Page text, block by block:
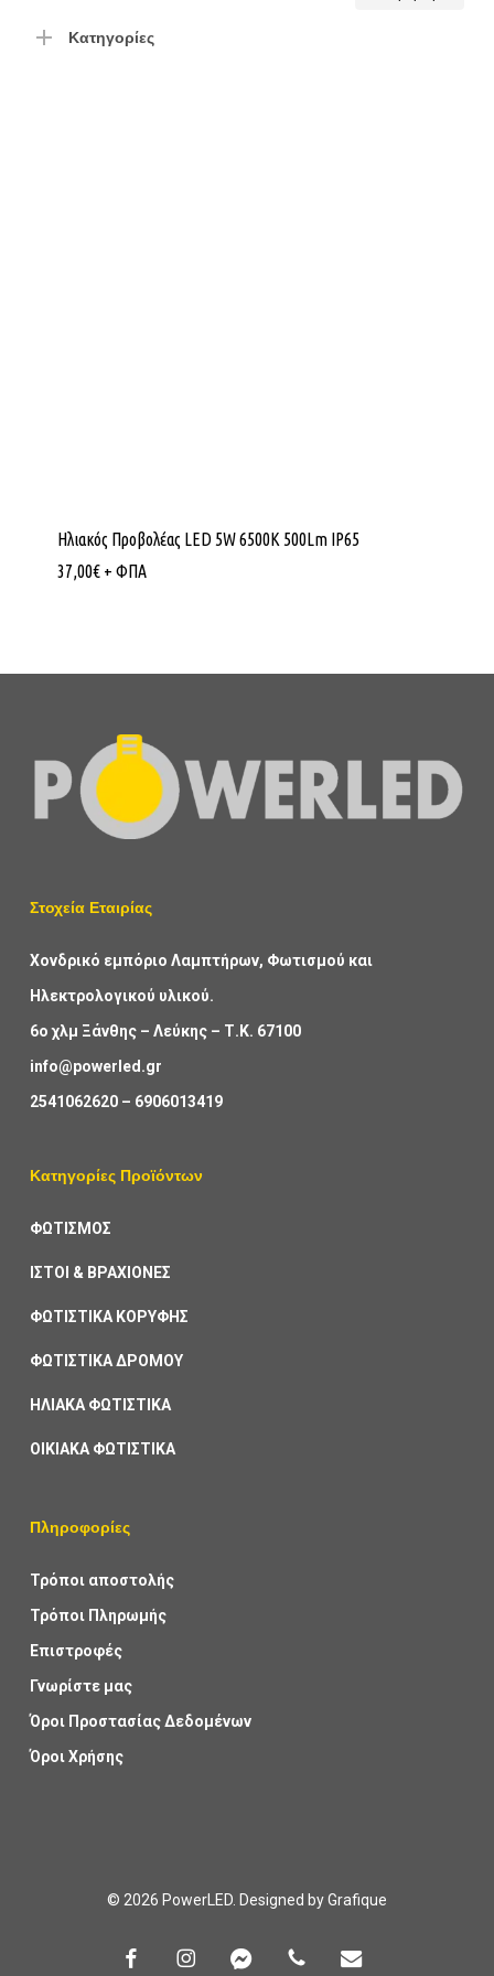
Κατηγορίες
Ηλιακός Προβολέας LED 5W 6500K 500Lm IP65
37,00€ + ΦΠΑ
Στοχεία Εταιρίας
Χονδρικό εμπόριο Λαμπτήρων, Φωτισμού και
Ηλεκτρολογικού υλικού.
6ο χλμ Ξάνθης – Λεύκης – Τ.Κ. 67100
info@powerled.gr
2541062620– 6906013419
Κατηγορίες Προϊόντων
ΦΩΤΙΣΜΟΣ
ΙΣΤΟΙ & ΒΡΑΧΙΟΝΕΣ
ΦΩΤΙΣΤΙΚΑ ΚΟΡΥΦΗΣ
ΦΩΤΙΣΤΙΚΑ ΔΡΟΜΟΥ
ΗΛΙΑΚΑ ΦΩΤΙΣΤΙΚΑ
ΟΙΚΙΑΚΑ ΦΩΤΙΣΤΙΚΑ
Πληροφορίες
Τρόποι αποστολής
Τρόποι Πληρωμής
Επιστροφές
Γνωρίστε μας
Όροι Προστασίας Δεδομένων
Όροι Χρήσης
© 2026 PowerLED. Designed byGrafique
facebookinstagrammessengerphone email